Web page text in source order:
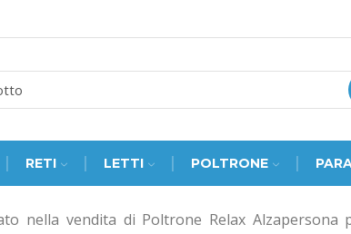
RETI LETTI POLTRONE
nella vendita di Poltrone Relax Alzapersona